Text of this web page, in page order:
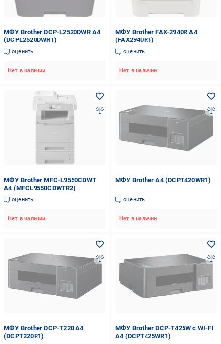
МФУ Brother DCP-L2520DWR А4
(DCPL2520DWR1)
оценить
Нет в наличии
МФУ Brother FAX-2940R А4
(FAX2940R1)
оценить
Нет в наличии
МФУ Brother MFC-L9550CDWT
А4 (MFCL9550CDWTR2)
оценить
Нет в наличии
МФУ Brother А4 (DCPT420WR1)
оценить
Нет в наличии
МФУ Brother DCP-T220 А4
(DCPT220R1)
МФУ Brother DCP-T425W с WI-FI
А4 (DCPT425WR1)